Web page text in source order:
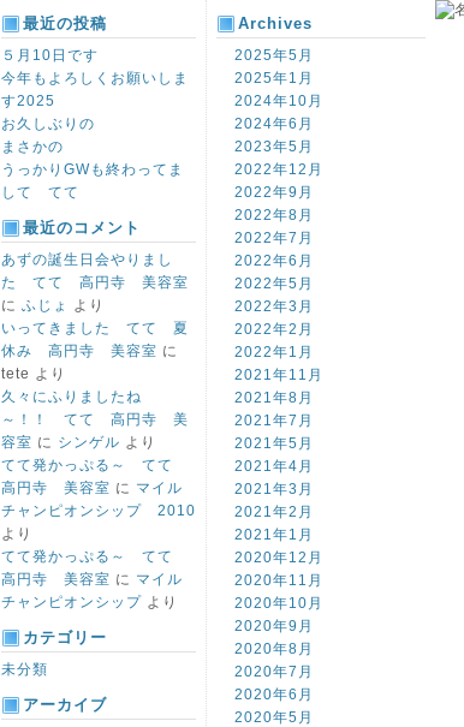
最近の投稿
５月10日です
今年もよろしくお願いしま
す2025
お久しぶりの
まさかの
うっかりGWも終わってま
して てて
最近のコメント
あずの誕生日会やりまし
た てて 高円寺 美容室
に ふじょ
より
いってきました てて 夏
休み 高円寺 美容室 に
tete より
久々にふりましたね
～！！ てて 高円寺 美
容室 に シンゲル より
てて発かっぷる～ てて
高円寺 美容室 に マイル
チャンピオンシップ 2010
より
てて発かっぷる～ てて
高円寺 美容室 に マイル
チャンピオンシップ より
カテゴリー
未分類
アーカイブ
Archives
2025年5月
2025年1月
2024年10月
2024年6月
2023年5月
2022年12月
2022年9月
2022年8月
2022年7月
2022年6月
2022年5月
2022年3月
2022年2月
2022年1月
2021年11月
2021年8月
2021年7月
2021年5月
2021年4月
2021年3月
2021年2月
2021年1月
2020年12月
2020年11月
2020年10月
2020年9月
2020年8月
2020年7月
2020年6月
2020年5月